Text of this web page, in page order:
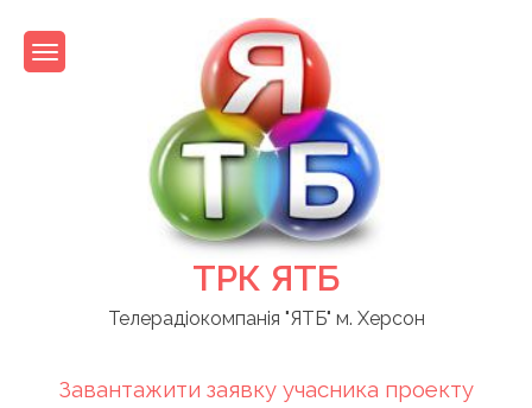
content
ТРК ЯТБ
Телерадіокомпанія "ЯТБ" м. Херсон
Завантажити заявку учасника проекту